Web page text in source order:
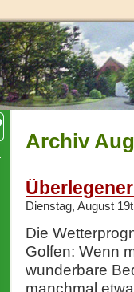
Archiv
Dienstag, August
Die
Golfen: Wenn
wunderbare
manchmal